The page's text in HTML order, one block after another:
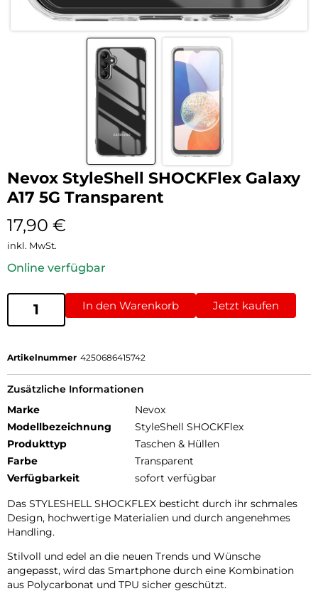
Nevox StyleShell SHOCKFlex Galaxy
A17 5G Transparent
17,90 €
inkl. MwSt.
Online verfügbar
In den Warenkorb Jetzt kaufen
Artikelnummer 4250686415742
Zusätzliche Informationen
Marke
Nevox
Modellbezeichnung
StyleShell SHOCKFlex
Produkttyp
Taschen & Hüllen
Farbe
Transparent
Verfügbarkeit
sofort verfügbar
Das STYLESHELL SHOCKFLEX besticht durch ihr schmales
Design, hochwertige Materialien und durch angenehmes
Handling.
Stilvoll und edel an die neuen Trends und Wünsche
angepasst, wird das Smartphone durch eine Kombination
aus Polycarbonat und TPU sicher geschützt.